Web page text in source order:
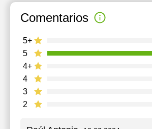
Comentarios
2
3
4
4+
5
5+